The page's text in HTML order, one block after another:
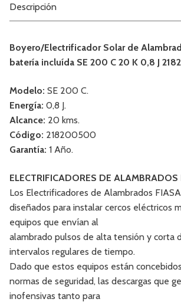
Descripción
Boyero/Electrificador Solar de
batería incluída SE 200 C 20 K 0,8 J
Modelo: SE 200 C.
Energía: 0,8 J.
Alcance: 20 kms.
Código: 218200500
Garantía: 1 Año.
ELECTRIFICADORES DE
Los Electrificadores de Alambrados
diseñados para instalar cercos eléctricos
equipos que envían al
alambrado pulsos de alta tensión y corta
intervalos regulares de tiempo.
Dado que estos equipos están
normas de seguridad, las descargas que
inofensivas tanto para